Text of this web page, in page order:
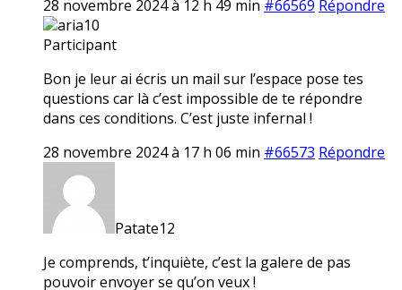
28 novembre 2024 à 12 h 49 min #66569 Répondre
aria10
Participant
Bon je leur ai écris un mail sur l’espace pose tes
questions car là c’est impossible de te répondre
dans ces conditions. C’est juste infernal !
28 novembre 2024 à 17 h 06 min #66573 Répondre
Patate12
Je comprends, t’inquiète, c’est la galere de pas
pouvoir envoyer se qu’on veux !